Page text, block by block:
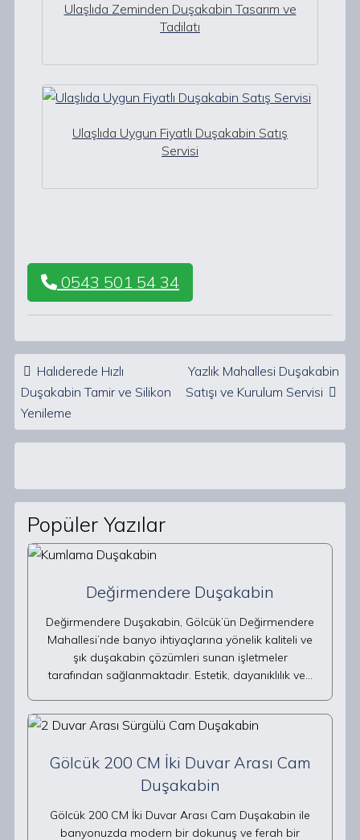
Ulaşlıda Zeminden Duşakabin Tasarım ve
Tadilatı
Ulaşlıda Uygun Fiyatlı Duşakabin Satış
Servisi
0543 501 54 34
Post navigation
Halıderede Hızlı
Duşakabin Tamir ve Silikon
Yenileme
Yazlık Mahallesi Duşakabin
Satışı ve Kurulum Servisi
Popüler Yazılar
Değirmendere Duşakabin
Değirmendere Duşakabin, Gölcük’ün Değirmendere
Mahallesi’nde banyo ihtiyaçlarına yönelik kaliteli ve
şık duşakabin çözümleri sunan işletmeler
tarafından sağlanmaktadır. Estetik, dayanıklılık ve…
Gölcük 200 CM İki Duvar Arası Cam
Duşakabin
Gölcük 200 CM İki Duvar Arası Cam Duşakabin ile
banyonuzda modern bir dokunuş ve ferah bir